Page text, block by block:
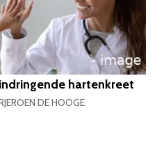
hartenkreet
JEROEN DE HOOGE